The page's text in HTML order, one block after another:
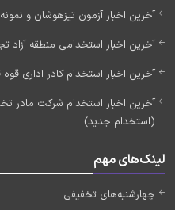
آخرین اخبار آزمون تیزهوشان و
آخرین اخبار استخدامی منطقه آزاد
آخرین اخبار استخدام کادر اداری قوه قضاییه
(استخدام جدید)
لینک‌های مهم
چهارشنبه‌های تخفیفی